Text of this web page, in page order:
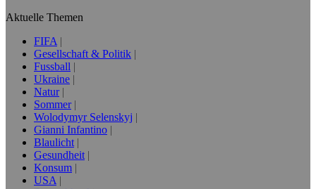
Aktuelle Themen
FIFA
Gesellschaft & Politik
Fussball
Ukraine
Natur
Sommer
Wolodymyr Selenskyj
Gianni Infantino
Blaulicht
Gesundheit
Konsum
USA